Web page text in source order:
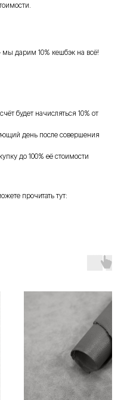
дарим 10% кешбэк на всё!
будет начисляться 10% от
день после совершения
до 100% её стоимости
прочитать тут: